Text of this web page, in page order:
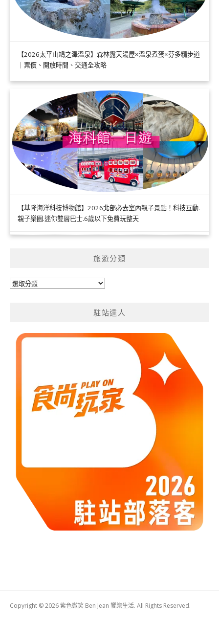
【2026太平山鳩之澤溫泉】森林露天湯屋×溫泉煮蛋×芬多精步道
｜票價、開放時間、交通全攻略
【基隆海洋科技博物館】2026北部必去室內親子景點！科技互動.
親子樂園.迷你雙層巴士.6歲以下免費玩整天
旅遊分類
旅
駐站達人
Copyright © 2026 紫色微笑 Ben Jean 饗樂生活. All Rights Reserved.